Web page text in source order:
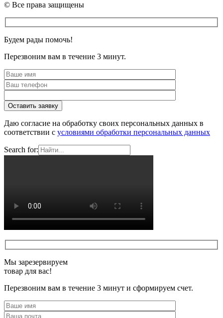
© Все права защищены
Будем рады помочь!
Перезвоним вам в течение 3 минут.
Даю согласие на обработку своих персональных данных в
соответствии с условиями обработки персональных данных
Search for:
Мы зарезервируем
товар для вас!
Перезвоним вам в течение 3 минут и сформируем счет.